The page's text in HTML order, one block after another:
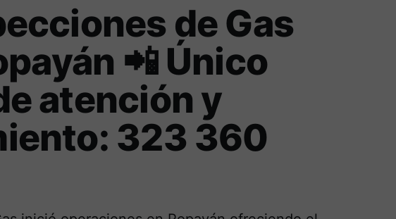
de Gas
📲 Único
atención y
323 360